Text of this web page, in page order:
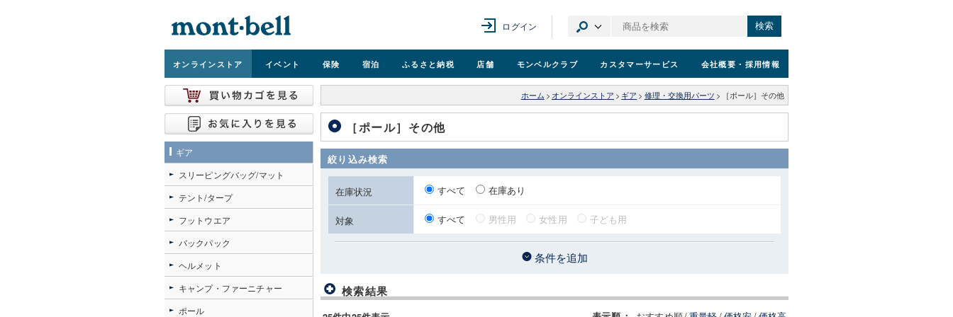
ログイン 検索
オンラインストア イベント 保険 宿泊 ふるさと納税 店舗 モンベルクラブ カスタマーサービス 会社概要 ・採用情報
ホーム > オンラインストア > ギア > 修理・交換用パーツ > ［ポール］その他
［ポール］その他
絞り込み検索
在庫状況 すべて 在庫あり
対象 すべて 男性用 女性用 子ども用
条件を追加
検索結果
ギア
スリーピングバッグ/マット
テント/タープ
フットウエア
バックパック
ヘルメット
キャンプ・ファーニチャー
ポール